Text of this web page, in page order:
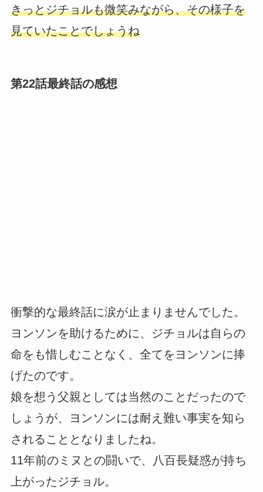
きっとジチョルも微笑みながら、その様子を
見ていたことでしょうね
第22話最終話の感想
衝撃的な最終話に涙が止まりませんでした。
ヨンソンを助けるために、ジチョルは自らの
命をも惜しむことなく、全てをヨンソンに捧
げたのです。
娘を想う父親としては当然のことだったので
しょうが、ヨンソンには耐え難い事実を知ら
されることとなりましたね。
11年前のミヌとの闘いで、八百長疑惑が持ち
上がったジチョル。